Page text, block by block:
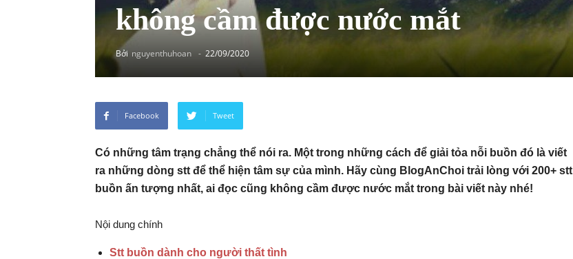
không cầm được nước mắt
Bởi nguyenthuhoan - 22/09/2020
Facebook Tweet
Có những tâm trạng chẳng thể nói ra. Một trong những cách để giải tỏa nỗi buồn đó là viết
ra những dòng stt để thể hiện tâm sự của mình. Hãy cùng BlogAnChoi trải lòng với 200+ stt
buồn ấn tượng nhất, ai đọc cũng không cầm được nước mắt trong bài viết này nhé!
Nội dung chính
Stt buồn dành cho người thất tình